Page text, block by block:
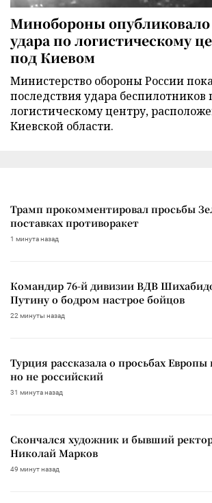
Минобороны опубликовало
удара по логистическому
под Киевом
Министерство обороны России
последствия удара беспилотников
логистическому центру,
Киевской области.
Трамп прокомментировал просьбы
поставках противоракет
1 минута назад
Командир 76-й дивизии ВДВ
Путину о бодром настрое бойцов
22 минуты назад
Турция рассказала о просьбах Европы
но не российский
31 минута назад
Скончался художник и бывший
Николай Марков
49 минут назад